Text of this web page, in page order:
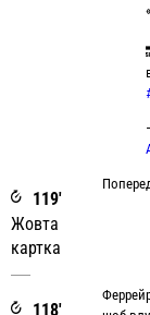
119'
Жовта
картка
118'